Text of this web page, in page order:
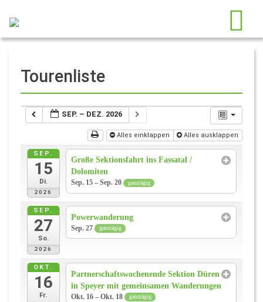
Tourenliste
SEP. – DEZ. 2026
Alles einklappen Alles ausklappen
SEP.
15
Di.
2026
Große Sektionsfahrt ins Fassatal /
Dolomiten
Sep. 15 – Sep. 20 ganztägig
SEP.
27
So.
2026
Powerwanderung
Sep. 27 ganztägig
OKT.
16
Fr.
Partnerschaftswochenende Sektion Düren
in Speyer mit gemeinsamen Wanderungen
Okt. 16 – Okt. 18 ganztägig